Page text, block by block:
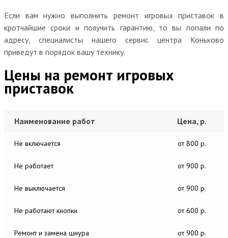
Если вам нужно выполнить ремонт игровых приставок в
кротчайшие сроки и получить гарантию, то вы попали по
адресу, специалисты нашего сервис центра Коньково
приведут в порядок вашу технику.
Цены на ремонт игровых
приставок
Наименование работ Цена, р.
Не включается от 800 р.
Не работает от 900 р.
Не выключается от 900 р.
Не работают кнопки от 600 р.
Ремонт и замена шнура от 900 р.